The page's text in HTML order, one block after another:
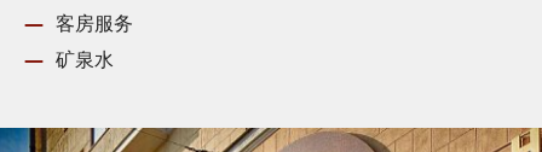
客房服务
矿泉水